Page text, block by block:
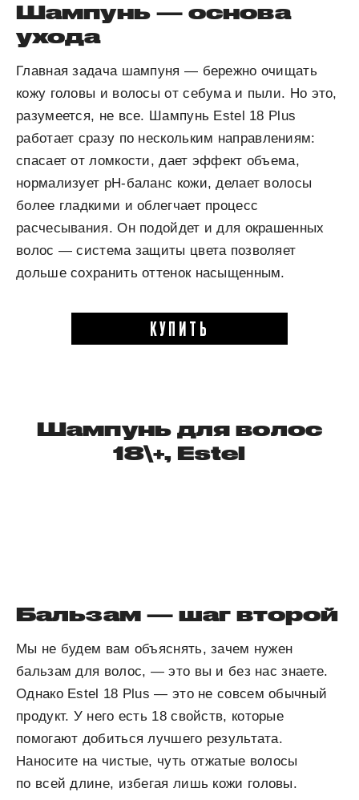
Шампунь — основа
ухода
Главная задача шампуня — бережно очищать
кожу головы и волосы от себума и пыли. Но это,
разумеется, не все. Шампунь Estel 18 Plus
работает сразу по нескольким направлениям:
спасает от ломкости, дает эффект объема,
нормализует pH-баланс кожи, делает волосы
более гладкими и облегчает процесс
расчесывания. Он подойдет и для окрашенных
волос — система защиты цвета позволяет
дольше сохранить оттенок насыщенным.
КУПИТЬ
Шампунь для волос
18\+, Estel
Бальзам — шаг второй
Мы не будем вам объяснять, зачем нужен
бальзам для волос, — это вы и без нас знаете.
Однако Estel 18 Plus — это не совсем обычный
продукт. У него есть 18 свойств, которые
помогают добиться лучшего результата.
Наносите на чистые, чуть отжатые волосы
по всей длине, избегая лишь кожи головы.